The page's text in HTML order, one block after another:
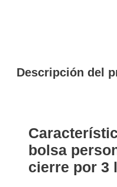
Descripción del
bolsa
cierre por 3